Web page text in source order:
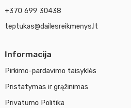
+370 699 30438
teptukas@dailesreikmenys.lt
Informacija
Pirkimo-pardavimo taisyklės
Pristatymas ir grąžinimas
Privatumo Politika